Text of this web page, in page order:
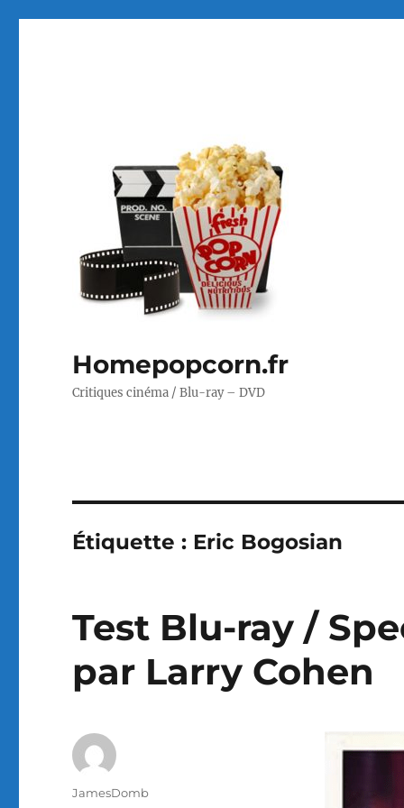
Homepopcorn.fr
Critiques cinéma / Blu-ray – DVD
Étiquette : Eric Bogosian
Test Blu-ray /
par Larry Cohen
Auteur
JamesDomb